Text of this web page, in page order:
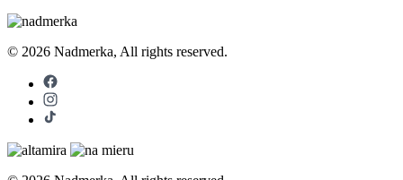
© 2026 Nadmerka, All rights reserved.